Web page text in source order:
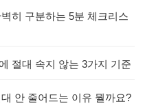
히 구분하는 5분 체크리스
절대 속지 않는 3가지 기준
안 줄어드는 이유 뭘까요?